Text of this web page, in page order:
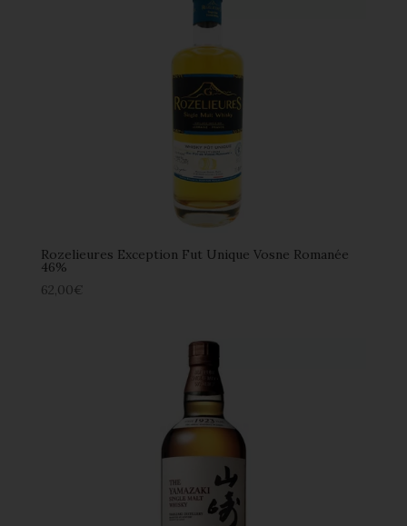
Rozelieures Exception Fut Unique Vosne Romanée
46%
62,00€